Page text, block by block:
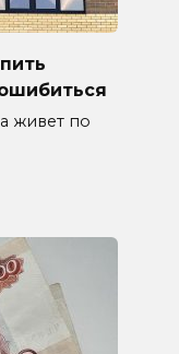
живет по